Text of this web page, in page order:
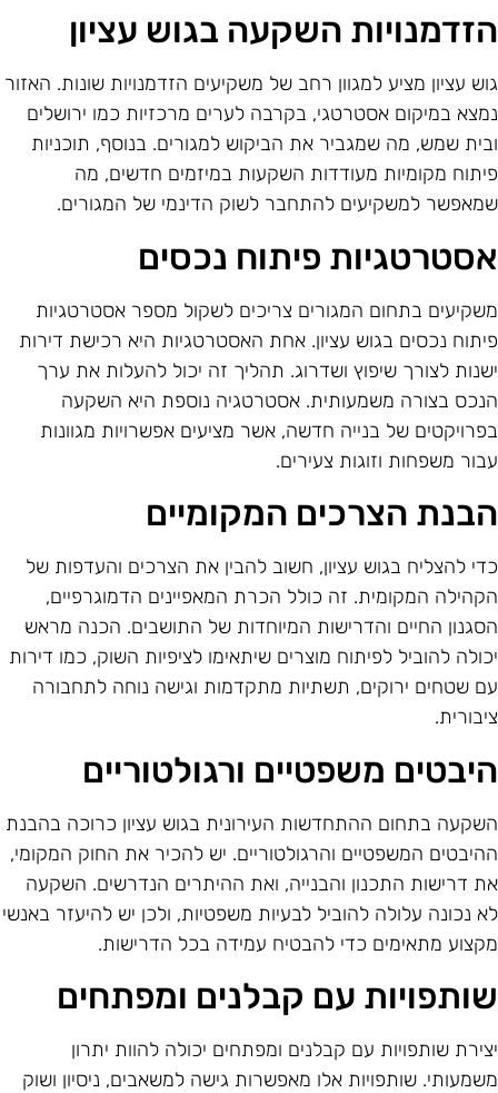
השקעה בגוש עציון
עציון מציע למגוון רחב של משקיעים הזדמנויות שונות. האזור
במיקום אסטרטגי, בקרבה לערים מרכזיות כמו ירושלים
שמש, מה שמגביר את הביקוש למגורים. בנוסף, תוכניות
מקומיות מעודדות השקעות במיזמים חדשים, מה
למשקיעים להתחבר לשוק הדינמי של המגורים.
פיתוח נכסים
בתחום המגורים צריכים לשקול מספר אסטרטגיות
נכסים בגוש עציון. אחת האסטרטגיות היא רכישת דירות
לצורך שיפוץ ושדרוג. תהליך זה יכול להעלות את ערך
בצורה משמעותית. אסטרטגיה נוספת היא השקעה
של בנייה חדשה, אשר מציעים אפשרויות מגוונות
משפחות וזוגות צעירים.
הצרכים המקומיים
להצליח בגוש עציון, חשוב להבין את הצרכים והעדפות של
המקומית. זה כולל הכרת המאפיינים הדמוגרפיים,
החיים והדרישות המיוחדות של התושבים. הכנה מראש
להוביל לפיתוח מוצרים שיתאימו לציפיות השוק, כמו דירות
שטחים ירוקים, תשתיות מתקדמות וגישה נוחה לתחבורה
משפטיים ורגולטוריים
בתחום ההתחדשות העירונית בגוש עציון כרוכה בהבנת
המשפטיים והרגולטוריים. יש להכיר את החוק המקומי,
דרישות התכנון והבנייה, ואת ההיתרים הנדרשים. השקעה
נכונה עלולה להוביל לבעיות משפטיות, ולכן יש להיעזר באנשי
מתאימים כדי להבטיח עמידה בכל הדרישות.
עם קבלנים ומפתחים
שותפויות עם קבלנים ומפתחים יכולה להוות יתרון
שותפויות אלו מאפשרות גישה למשאבים, ניסיון ושוק